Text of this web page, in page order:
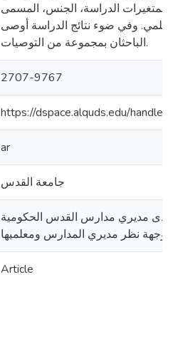
الدراسة، الجنس، المسمى
وفي ضوء نتائج الدراسة أوصى
الباحثان بمجموعة من التوصيات.
2707-9767
https://dspace.alquds.edu/
ar
جامعة القدس
لدى مديري مدارس القدس الحكومية
نظر مديري المدارس ومعلميها
Article